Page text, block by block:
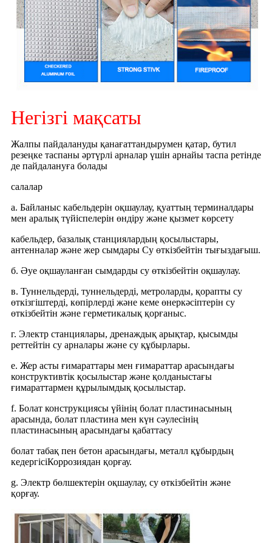
Негізгі мақсаты
Жалпы пайдалануды қанағаттандырумен қатар, бутил
резеңке таспаны әртүрлі арналар үшін арнайы таспа ретінде
де пайдалануға болады
салалар
а. Байланыс кабельдерін оқшаулау, қуаттың терминалдары
мен аралық түйіспелерін өндіру және қызмет көрсету
кабельдер, базалық станциялардың қосылыстары,
антенналар және жер сымдары Су өткізбейтін тығыздағыш.
б. Әуе оқшауланған сымдарды су өткізбейтін оқшаулау.
в. Туннельдерді, туннельдерді, метроларды, қорапты су
өткізгіштерді, көпірлерді және кеме өнеркәсіптерін су
өткізбейтін және герметикалық қорғаныс.
г. Электр станциялары, дренаждық арықтар, қысымды
реттейтін су арналары және су құбырлары.
e. Жер асты ғимараттары мен ғимараттар арасындағы
конструктивтік қосылыстар және қолданыстағы
ғимараттармен құрылымдық қосылыстар.
f. Болат конструкциясы үйінің болат пластинасының
арасында, болат пластина мен күн сәулесінің
пластинасының арасындағы қабаттасу
болат табақ пен бетон арасындағы, металл құбырдың
кедергісіКоррозиядан қорғау.
g. Электр бөлшектерін оқшаулау, су өткізбейтін және
қорғау.